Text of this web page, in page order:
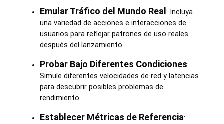
Emular Tráfico del Mundo Real : Incluya
una variedad de acciones e interacciones de
usuarios para reflejar patrones de uso reales
después del lanzamiento.
Probar Bajo Diferentes Condiciones:
Simule diferentes velocidades de red y latencias
para descubrir posibles problemas de
rendimiento.
Establecer Métricas de Referencia: